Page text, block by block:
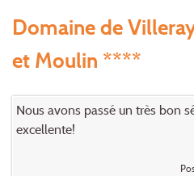
Domaine de
et Moulin ****
Nous avons passé un très bon
excellente!